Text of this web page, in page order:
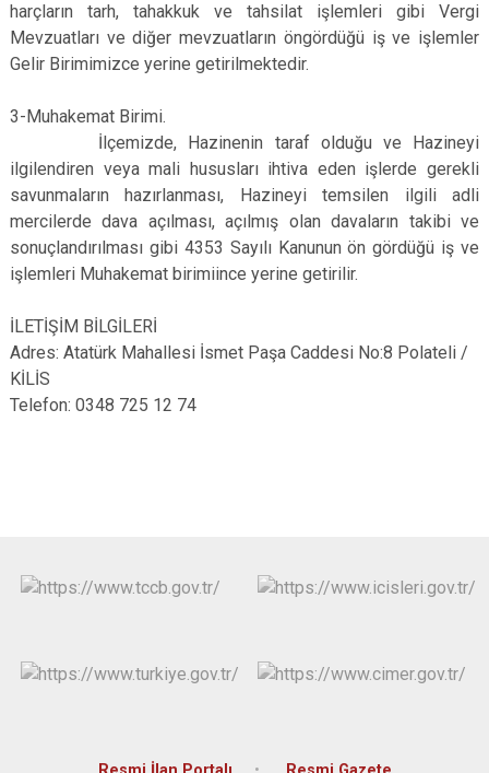
harçların tarh, tahakkuk ve tahsilat işlemleri gibi Vergi
Mevzuatları ve diğer mevzuatların öngördüğü iş ve işlemler
Gelir Birimimizce yerine getirilmektedir.
3-Muhakemat Birimi.
İlçemizde, Hazinenin taraf olduğu ve Hazineyi
ilgilendiren veya mali hususları ihtiva eden işlerde gerekli
savunmaların hazırlanması, Hazineyi temsilen ilgili adli
mercilerde dava açılması, açılmış olan davaların takibi ve
sonuçlandırılması gibi 4353 Sayılı Kanunun ön gördüğü iş ve
işlemleri Muhakemat birimiince yerine getirilir.
İLETİŞİM BİLGİLERİ
Adres: Atatürk Mahallesi İsmet Paşa Caddesi No:8 Polateli /
KİLİS
Telefon: 0348 725 12 74